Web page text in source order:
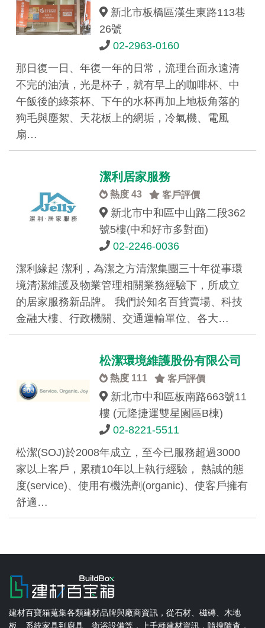
新北市板橋區漢生東路113巷
26號
02-2963-0160
那日復一日、年復一年的日常，流理台面永遠清
不完的油漬，光是杯子，就有早上的咖啡杯、中
午飯後的綠茶杯、下午的水杯再加上地板角落的
狗毛與塵絮、天花板上的網垢，冷氣機、電風
扇…
潔利居家服務
熱度 43 客戶評價
新北市中和區中山路二段362
號5樓(中和好市多對面)
02-2246-0036
潔利緣起 潔利，為潔之方清潔集團三十年從事環
境清潔維護及物業管理相關業務經驗下，所成立
的居家服務新品牌。 我們於知名百貨賣場、科技
金融大樓、行政機關、交通運輸單位、各大…
松潔環境維護股份有限公司
熱度 111 客戶評價
新北市中和區板南路663號11
樓 (元隆捷運雙星園區B棟)
02-8221-5511
松潔(SOJ)於2008年成立，至今已服務超過3000
家以上客戶，累積10年以上執行經驗， 熱誠的態
度(service)、使用有機洗劑(organic)、使客戶擁有
舒適…
建材百寶箱蒐集各類建材品牌與廠商資訊，從石材、磁磚、木地
板、系統家具到廚具、衛浴設備等，上千種建材資訊，隨搜隨查，